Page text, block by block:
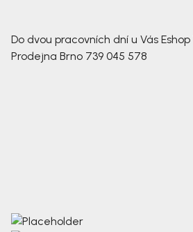
Do dvou pracovních dní u Vás Eshop
Prodejna Brno 739 045 578